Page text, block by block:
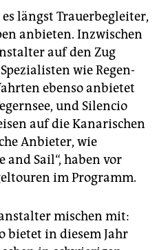
Inseln unter
www.silencio-
von Reisen für Trauernde
Care and
02) 93 581 80,
längst Trauerbegleiter,
anbieten. Inzwischen
auf den Zug
wie Regen-
ebenso anbietet
und Silencio
auf die Kanarischen
Anbieter, wie
and Sail“, haben vor
im Programm.
mischen mit:
bietet in diesem Jahr